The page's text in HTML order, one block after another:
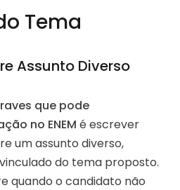
Tema
Assunto Diverso
que pode
no ENEM é escrever
um assunto diverso,
do tema proposto.
quando o candidato não